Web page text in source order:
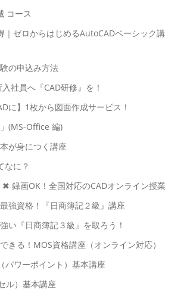
コース
｜ゼロからはじめるAutoCADベーシック講
の申込み方法
社員へ『CAD研修』を！
に】1枚から図面作成サービス！
」(MS-Office 編)
が身につく講座
なに？
✖ 録画OK！全国対応のCADオンライン授業
強資格！『日商簿記２級』講座
い『日商簿記３級』を取ろう！
きる！MOS資格講座（オンライン対応）
パワーポイント）基本講座
ル）基本講座